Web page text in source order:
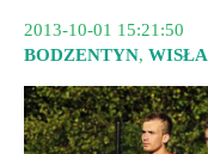
2013-10-01 15:21:50
BODZENTYN, WISŁA